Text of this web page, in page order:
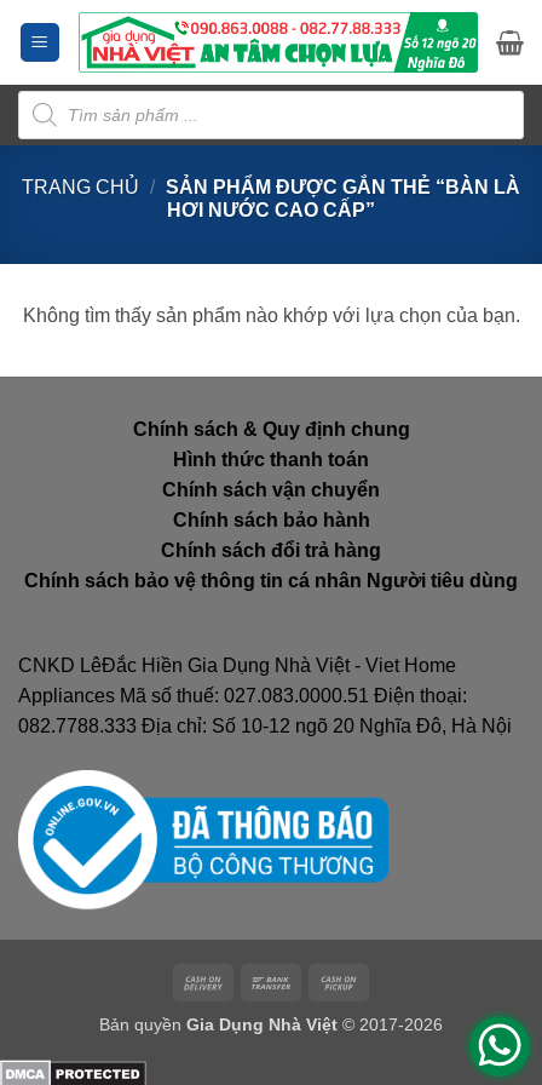
dung
Tìm
kiếm
sản
phẩm
TRANG CHỦ / SẢN PHẨM ĐƯỢC GẮN THẺ “BÀN LÀ
HƠI NƯỚC CAO CẤP”
Không tìm thấy sản phẩm nào khớp với lựa chọn của bạn.
Chính sách & Quy định chung
Hình thức thanh toán
Chính sách vận chuyển
Chính sách bảo hành
Chính sách đổi trả hàng
Chính sách bảo vệ thông tin cá nhân Người tiêu dùng
CNKD LêĐắc Hiền Gia Dụng Nhà Việt - Viet Home
Appliances Mã số thuế: 027.083.0000.51 Điện thoại:
082.7788.333 Địa chỉ: Số 10-12 ngõ 20 Nghĩa Đô, Hà Nội
Cash
Delivery
Bank
Pickup
Bản quyền Gia Dụng Nhà Việt © 2017-2026